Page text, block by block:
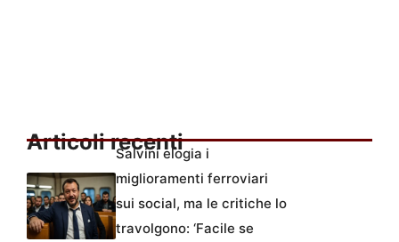
Articoli recenti
Salvini elogia i
miglioramenti ferroviari
sui social, ma le critiche lo
travolgono: ‘Facile se